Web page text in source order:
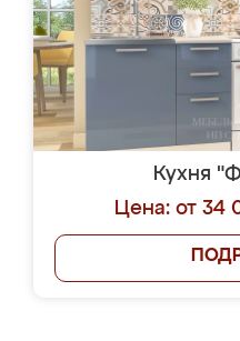
Кухня
Цена: от 34